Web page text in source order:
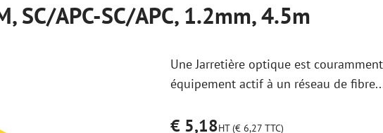
Pigtails
Adaptateurs
Accessoires de soudure
Câbles de raccordement
Câbles de raccordement
Câbles de raccordement
OM4
Simplex
Outils pour fibre optique Nettoyage de fibre optique
SC/APC-SC/APC, 1.2mm, 4.5m
Une Jarretière optique est
équipement actif à un réseau de
€ 5,18HT (€ 6,27 TTC)